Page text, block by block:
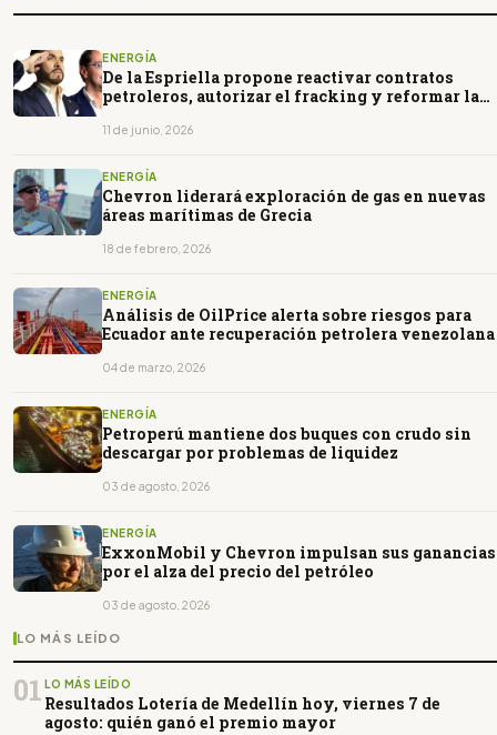
ENERGÍA
De la Espriella propone reactivar contratos
petroleros, autorizar el fracking y reformar la
11 de junio, 2026
ENERGÍA
Chevron liderará exploración de gas en nuevas
áreas marítimas de Grecia
18 de febrero, 2026
ENERGÍA
Análisis de OilPrice alerta sobre riesgos para
Ecuador ante recuperación petrolera venezolana
04 de marzo, 2026
ENERGÍA
Petroperú mantiene dos buques con crudo sin
descargar por problemas de liquidez
03 de agosto, 2026
ENERGÍA
ExxonMobil y Chevron impulsan sus ganancias
por el alza del precio del petróleo
03 de agosto, 2026
LO MÁS LEÍDO
01 LO MÁS LEÍDO
Resultados Lotería de Medellín hoy, viernes 7 de
agosto: quién ganó el premio mayor